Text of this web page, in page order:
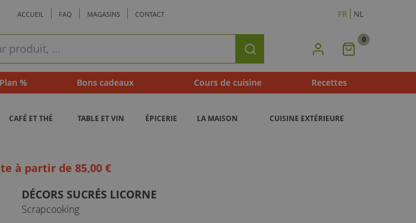
ACCUEIL FAQ MAGASINS CONTACT FR NL
Rechercher Mon
0
% Bons cadeaux Cours de cuisine Recettes
CAFÉ ET THÉ TABLE ET VIN ÉPICERIE LA MAISON CUISINE EXTÉRIEURE
à partir de 85,00 €
DÉCORS SUCRÉS LICORNE
Scrapcooking